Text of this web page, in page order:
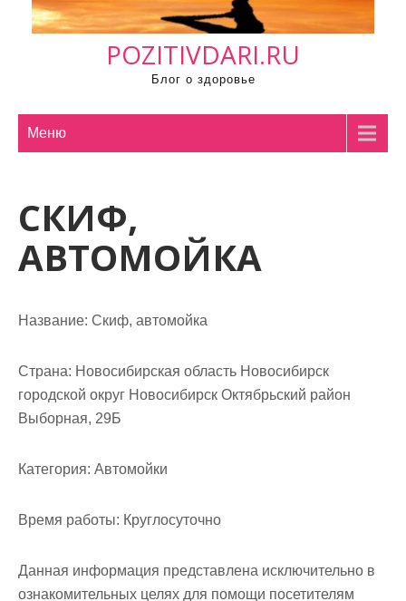
POZITIVDARI.RU
Блог о здоровье
Меню
СКИФ,
АВТОМОЙКА
Название: Скиф, автомойка
Страна: Новосибирская область Новосибирск
городской округ Новосибирск Октябрьский район
Выборная, 29Б
Категория: Автомойки
Время работы: Круглосуточно
Данная информация представлена исключительно в
ознакомительных целях для помощи посетителям